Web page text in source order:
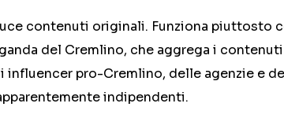
contenuti originali. Funziona piuttosto
del Cremlino, che aggrega i
influencer pro-Cremlino, delle agenzie e
indipendenti.